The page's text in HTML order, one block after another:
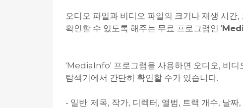
오디오 파일과 비디오 파일의 크기나 재생 시간
확인할 수 있도록 해주는 무료 프로그램인 '
'MediaInfo' 프로그램을 사용하면 오디오, 비디
탐색기에서 간단히 확인할 수가 있습니다.
- 일반: 제목, 작가, 디렉터, 앨범, 트랙 개수, 날짜